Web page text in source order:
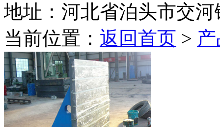
地址：河北省泊头市交
当前位置： 返回首页 >